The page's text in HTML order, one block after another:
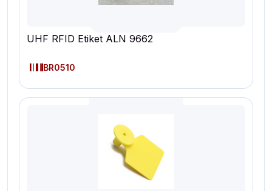
UHF RFID Etiket ALN 9662
BR0510